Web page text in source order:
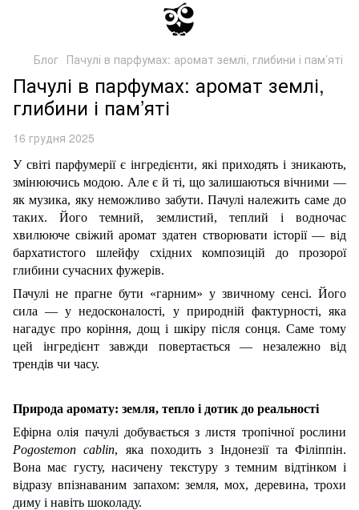
Блог Пачулі в парфумах: аромат землі, глибини і пам’яті
Пачулі в парфумах: аромат землі,
глибини і пам’яті
16 грудня 2025
У світі парфумерії є інгредієнти, які приходять і зникають,
змінюючись модою. Але є й ті, що залишаються вічними —
як музика, яку неможливо забути. Пачулі належить саме до
таких. Його темний, землистий, теплий і водночас
хвилююче свіжий аромат здатен створювати історії — від
бархатистого шлейфу східних композицій до прозорої
глибини сучасних фужерів.
Пачулі не прагне бути «гарним» у звичному сенсі. Його
сила — у недосконалості, у природній фактурності, яка
нагадує про коріння, дощ і шкіру після сонця. Саме тому
цей інгредієнт завжди повертається — незалежно від
трендів чи часу.
Природа аромату: земля, тепло і дотик до реальності
Ефірна олія пачулі добувається з листя тропічної рослини
Pogostemon cablin, яка походить з Індонезії та Філіппін.
Вона має густу, насичену текстуру з темним відтінком і
відразу впізнаваним запахом: земля, мох, деревина, трохи
диму і навіть шоколаду.